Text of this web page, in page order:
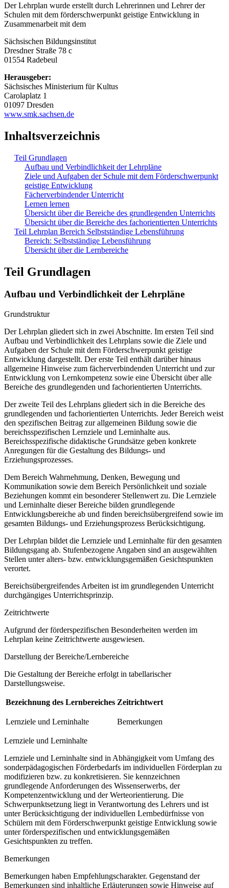
Der Lehrplan wurde erstellt durch Lehrerinnen und Lehrer der
Schulen mit dem förderschwerpunkt geistige Entwicklung in
Zusammenarbeit mit dem
Sächsischen Bildungsinstitut
Dresdner Straße 78 c
01554 Radebeul
Herausgeber:
Sächsisches Ministerium für Kultus
Carolaplatz 1
01097 Dresden
www.smk.sachsen.de
Inhaltsverzeichnis
Teil Grundlagen
Aufbau und Verbindlichkeit der Lehrpläne
Ziele und Aufgaben der Schule mit dem Förderschwerpunkt
geistige Entwicklung
Fächerverbindender Unterricht
Lernen lernen
Übersicht über die Bereiche des grundlegenden Unterrichts
Übersicht über die Bereiche des fachorientierten Unterrichts
Teil Lehrplan Bereich Selbstständige Lebensführung
Bereich: Selbstständige Lebensführung
Übersicht über die Lernbereiche
Teil Grundlagen
Aufbau und Verbindlichkeit der Lehrpläne
Grundstruktur
Der Lehrplan gliedert sich in zwei Abschnitte. Im ersten Teil sind
Aufbau und Verbindlichkeit des Lehrplans sowie die Ziele und
Aufgaben der Schule mit dem Förderschwerpunkt geistige
Entwicklung dargestellt. Der erste Teil enthält darüber hinaus
allgemeine Hinweise zum fächerverbindenden Unterricht und zur
Entwicklung von Lernkompetenz sowie eine Übersicht über alle
Bereiche des grundlegenden und fachorientierten Unterrichts.
Der zweite Teil des Lehrplans gliedert sich in die Bereiche des
grundlegenden und fachorientierten Unterrichts. Jeder Bereich weist
den spezifischen Beitrag zur allgemeinen Bildung sowie die
bereichsspezifischen Lernziele und Lerninhalte aus.
Bereichsspezifische didaktische Grundsätze geben konkrete
Anregungen für die Gestaltung des Bildungs- und
Erziehungsprozesses.
Dem Bereich Wahrnehmung, Denken, Bewegung und
Kommunikation sowie dem Bereich Persönlichkeit und soziale
Beziehungen kommt ein besonderer Stellenwert zu. Die Lernziele
und Lerninhalte dieser Bereiche bilden grundlegende
Entwicklungsbereiche ab und finden bereichsübergreifend sowie im
gesamten Bildungs- und Erziehungsprozess Berücksichtigung.
Der Lehrplan bildet die Lernziele und Lerninhalte für den gesamten
Bildungsgang ab. Stufenbezogene Angaben sind an ausgewählten
Stellen unter alters- bzw. entwicklungsgemäßen Gesichtspunkten
verortet.
Bereichsübergreifendes Arbeiten ist im grundlegenden Unterricht
durchgängiges Unterrichtsprinzip.
Zeitrichtwerte
Aufgrund der förderspezifischen Besonderheiten werden im
Lehrplan keine Zeitrichtwerte ausgewiesen.
Darstellung der Bereiche/Lernbereiche
Die Gestaltung der Bereiche erfolgt in tabellarischer
Darstellungsweise.
Bezeichnung des Lernbereiches Zeitrichtwert
Lernziele und Lerninhalte Bemerkungen
Lernziele und Lerninhalte
Lernziele und Lerninhalte sind in Abhängigkeit vom Umfang des
sonderpädagogischen Förderbedarfs im individuellen Förderplan zu
modifizieren bzw. zu konkretisieren. Sie kennzeichnen
grundlegende Anforderungen des Wissenserwerbs, der
Kompetenzentwicklung und der Werteorientierung. Die
Schwerpunktsetzung liegt in Verantwortung des Lehrers und ist
unter Berücksichtigung der individuellen Lernbedürfnisse von
Schülern mit dem Förderschwerpunkt geistige Entwicklung sowie
unter förderspezifischen und entwicklungsgemäßen
Gesichtspunkten zu treffen.
Bemerkungen
Bemerkungen haben Empfehlungscharakter. Gegenstand der
Bemerkungen sind inhaltliche Erläuterungen sowie Hinweise auf